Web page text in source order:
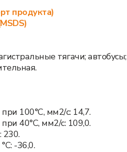
продукта)
тягачи; автобусы;
100°С, мм2/с: 14,7.
40°С, мм2/с: 109,0.
230.
-36,0.